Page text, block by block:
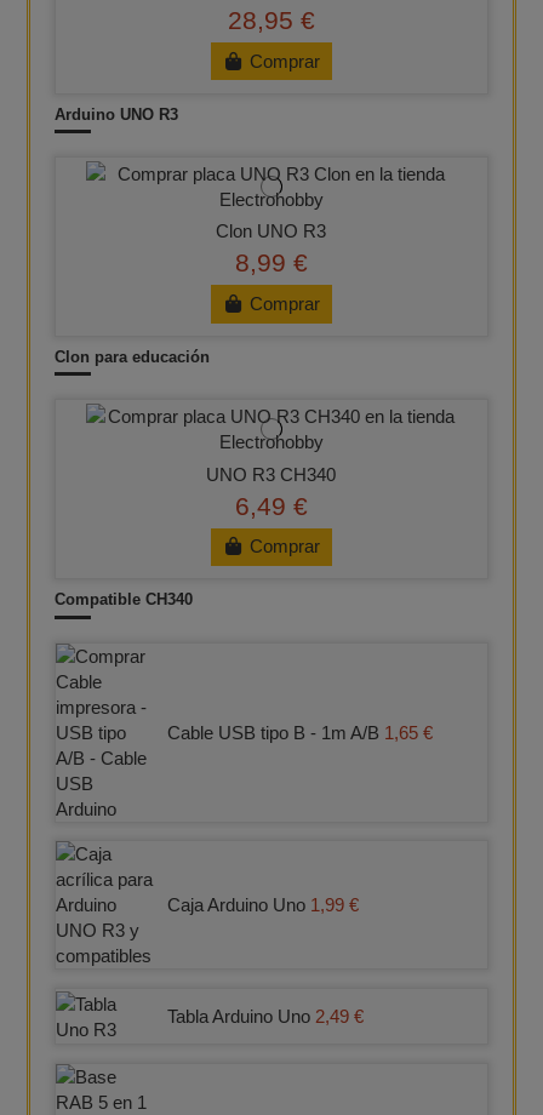
28,95 €
Comprar
Arduino UNO R3
Clon UNO R3
8,99 €
Comprar
Clon para educación
UNO R3 CH340
6,49 €
Comprar
Compatible CH340
Cable USB tipo B - 1m A/B 1,65 €
Caja Arduino Uno 1,99 €
Tabla Arduino Uno 2,49 €